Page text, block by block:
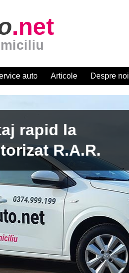
.net
auto Articole Despre noi
la
R.A.R.